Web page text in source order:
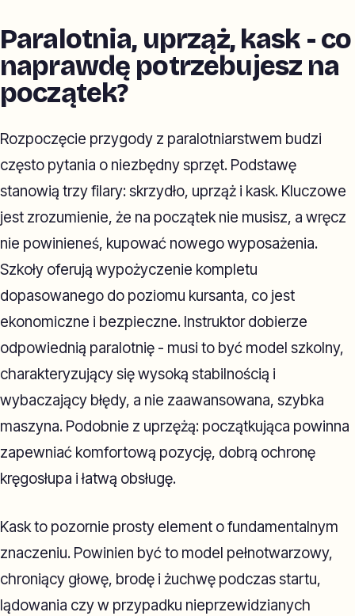
Paralotnia, uprząż, kask - co
naprawdę potrzebujesz na
początek?
Rozpoczęcie przygody z paralotniarstwem budzi
często pytania o niezbędny sprzęt. Podstawę
stanowią trzy filary: skrzydło, uprząż i kask. Kluczowe
jest zrozumienie, że na początek nie musisz, a wręcz
nie powinieneś, kupować nowego wyposażenia.
Szkoły oferują wypożyczenie kompletu
dopasowanego do poziomu kursanta, co jest
ekonomiczne i bezpieczne. Instruktor dobierze
odpowiednią paralotnię - musi to być model szkolny,
charakteryzujący się wysoką stabilnością i
wybaczający błędy, a nie zaawansowana, szybka
maszyna. Podobnie z uprzężą: początkująca powinna
zapewniać komfortową pozycję, dobrą ochronę
kręgosłupa i łatwą obsługę.
Kask to pozornie prosty element o fundamentalnym
znaczeniu. Powinien być to model pełnotwarzowy,
chroniący głowę, brodę i żuchwę podczas startu,
lądowania czy w przypadku nieprzewidzianych